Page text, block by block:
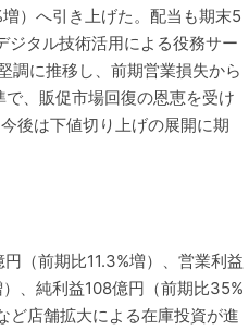
）へ引き上げた。配当も期末5
ジタル技術活用による役務サー
調に推移し、前期営業損失から
、販促市場回復の恩恵を受け
後は下値切り上げの展開に期
（前期比11.3%増）、営業利益
、純利益108億円（前期比35%
店舗拡大による在庫投資が進